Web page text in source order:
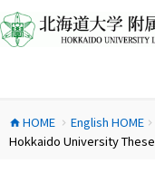
ン
テ
ス
キ
home HOME chevron_right English HOMEchevron_right
Hokkaido University